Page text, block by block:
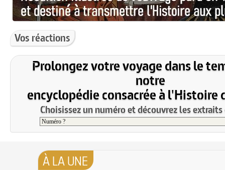
Vos réactions
Prolongez votre voyage dans le
notre
encyclopédie consacrée à l'Histoire
Choisissez un numéro et découvrez les
À LA UNE